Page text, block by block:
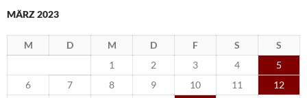
MÄRZ 2023
M D M D F S
S
1
2 3 4
5
6
7 8 9 10 11
12